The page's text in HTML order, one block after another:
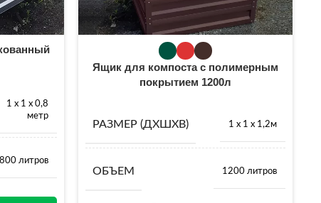
1 х 1 х 0,8
метр
800 литров
Ящик для компоста с полимерным
покрытием 1200л
РАЗМЕР (ДХШХВ) 1 х 1 х 1,2м
ОБЪЕМ 1200 литров